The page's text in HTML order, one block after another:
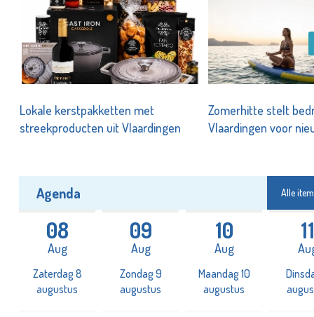
Lokale kerstpakketten met
streekproducten uit Vlaardingen
Zomerhitte stelt
Vlaardingen voor
Agenda Alle
08
Aug
Zaterdag 8
augustus
09
Aug
Zondag 9
augustus
10
Aug
Maandag 10
augustus
11